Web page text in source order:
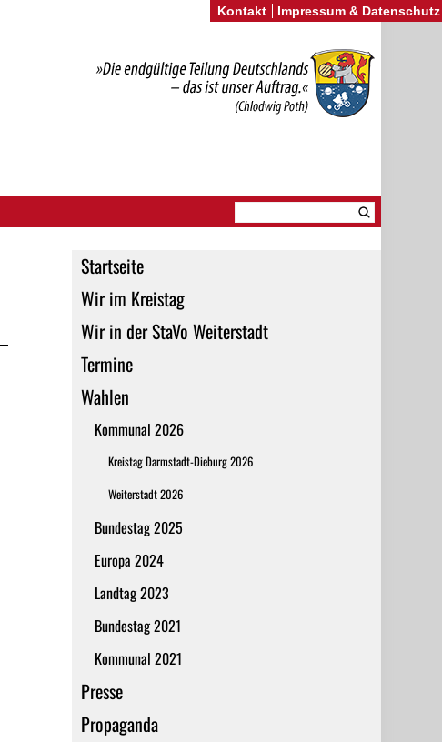
Startseite
Wir im Kreistag
Wir in der StaVo Weiterstadt
Termine
Wahlen
Kommunal 2026
Kreistag Darmstadt-Dieburg 2026
Weiterstadt 2026
Bundestag 2025
Europa 2024
Landtag 2023
Bundestag 2021
Kommunal 2021
Presse
Propaganda
Kontakt Impressum & Datenschutz